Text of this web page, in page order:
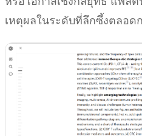
เหตุผลในระดับที่ลึกซึ้งตลอด